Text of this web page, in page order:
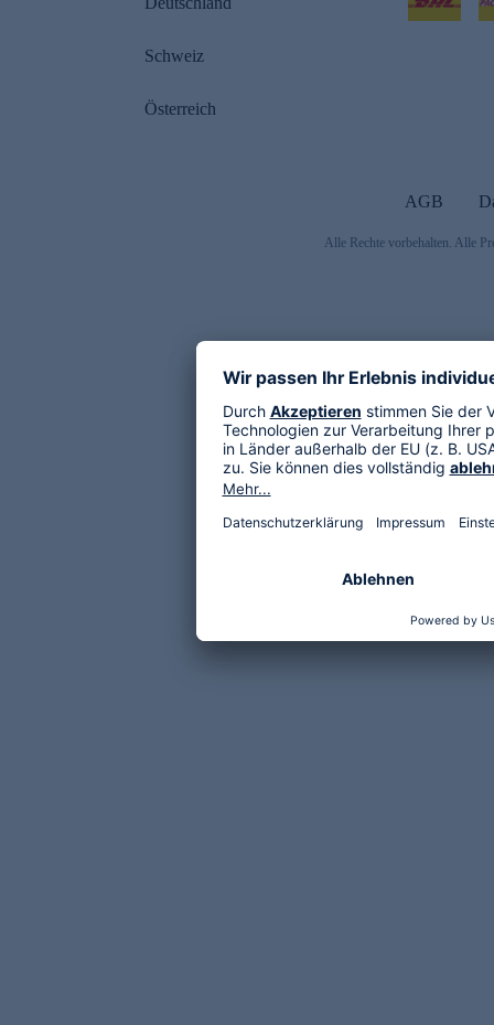
Schweiz
Österreich
AGB
Alle Rechte vorbehalten. Alle